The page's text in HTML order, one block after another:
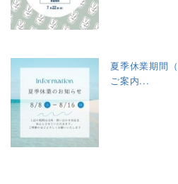
夏季休業期間
ご案内...